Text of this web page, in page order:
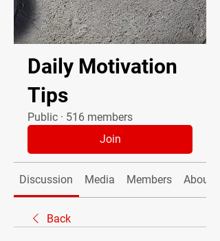
Daily Motivation
Tips
Public · 516 members
Join
Discussion Media Members About
Back